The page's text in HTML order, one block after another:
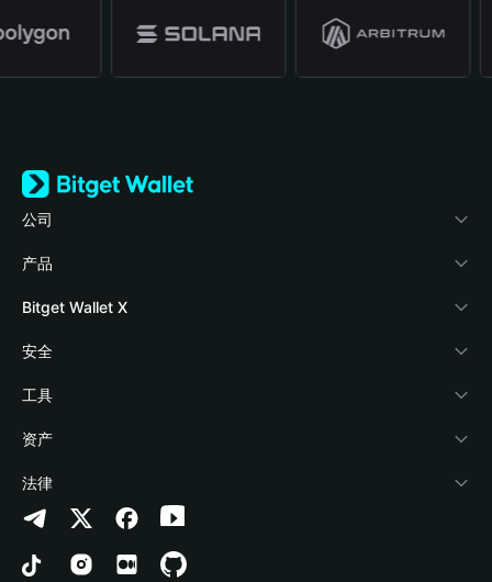
公司
关于 Bitget Wallet
博客
学院
加密资讯
帮助中心
联系我们
品牌资源
工作机会
产品
加密卡
稳定币理财
Payfi Crypto
Crypto Swap API
山寨季指数
预测市场
DApp
Bitget Wallet X
开发者文档
接入钱包
Bitget Wallet Pay
合作上架
安全
风险保障基金
安全防护技术
工具
快捷买币
授权检测
合约检测
批量转账
资产
Arbitrum
Avalanche
Bitcoin
法律
隐私协议
用户使用协议